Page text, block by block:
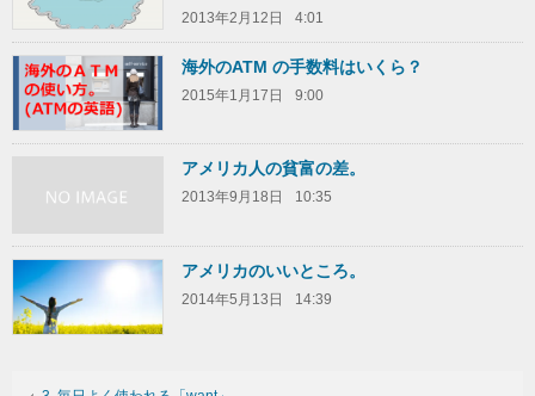
2013年2月12日 4:01
海外のATM の手数料はいくら？
2015年1月17日 9:00
アメリカ人の貧富の差。
2013年9月18日 10:35
アメリカのいいところ。
2014年5月13日 14:39